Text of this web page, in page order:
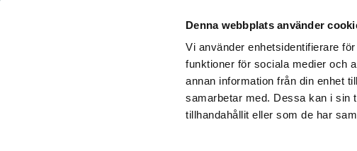
Denna webbplats använder
Vi använder enhetsidentifierare
funktioner för sociala medier och
annan information från din enhet
samarbetar med. Dessa kan i sin
tillhandahållit eller som de har
Powered by TR Media
Hos TR Media finns Sveriges främsta varumärken för dig som
Sedan starten 1932, då tidningen Travronden grundades, har vi